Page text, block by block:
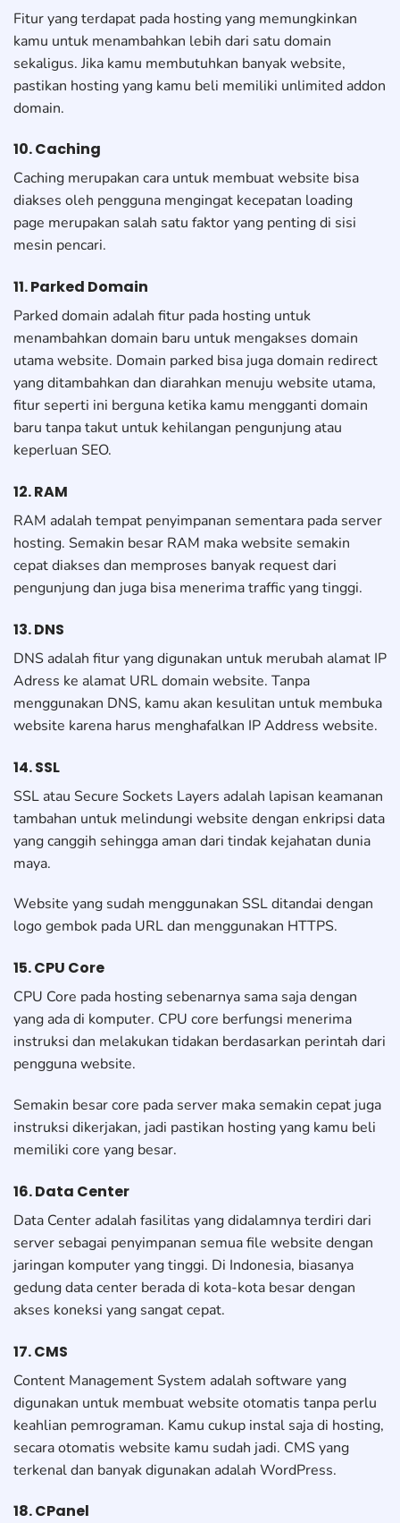
Fitur yang terdapat pada hosting yang memungkinkan
kamu untuk menambahkan lebih dari satu domain
sekaligus. Jika kamu membutuhkan banyak website,
pastikan hosting yang kamu beli memiliki unlimited addon
domain.
10. Caching
Caching merupakan cara untuk membuat website bisa
diakses oleh pengguna mengingat kecepatan loading
page merupakan salah satu faktor yang penting di sisi
mesin pencari.
11. Parked Domain
Parked domain adalah fitur pada hosting untuk
menambahkan domain baru untuk mengakses domain
utama website. Domain parked bisa juga domain redirect
yang ditambahkan dan diarahkan menuju website utama,
fitur seperti ini berguna ketika kamu mengganti domain
baru tanpa takut untuk kehilangan pengunjung atau
keperluan SEO.
12. RAM
RAM adalah tempat penyimpanan sementara pada server
hosting. Semakin besar RAM maka website semakin
cepat diakses dan memproses banyak request dari
pengunjung dan juga bisa menerima traffic yang tinggi.
13. DNS
DNS adalah fitur yang digunakan untuk merubah alamat IP
Adress ke alamat URL domain website. Tanpa
menggunakan DNS, kamu akan kesulitan untuk membuka
website karena harus menghafalkan IP Address website.
14. SSL
SSL atau Secure Sockets Layers adalah lapisan keamanan
tambahan untuk melindungi website dengan enkripsi data
yang canggih sehingga aman dari tindak kejahatan dunia
maya.
Website yang sudah menggunakan SSL ditandai dengan
logo gembok pada URL dan menggunakan HTTPS.
15. CPU Core
CPU Core pada hosting sebenarnya sama saja dengan
yang ada di komputer. CPU core berfungsi menerima
instruksi dan melakukan tidakan berdasarkan perintah dari
pengguna website.
Semakin besar core pada server maka semakin cepat juga
instruksi dikerjakan, jadi pastikan hosting yang kamu beli
memiliki core yang besar.
16. Data Center
Data Center adalah fasilitas yang didalamnya terdiri dari
server sebagai penyimpanan semua file website dengan
jaringan komputer yang tinggi. Di Indonesia, biasanya
gedung data center berada di kota-kota besar dengan
akses koneksi yang sangat cepat.
17. CMS
Content Management System adalah software yang
digunakan untuk membuat website otomatis tanpa perlu
keahlian pemrograman. Kamu cukup instal saja di hosting,
secara otomatis website kamu sudah jadi. CMS yang
terkenal dan banyak digunakan adalah WordPress.
18. CPanel